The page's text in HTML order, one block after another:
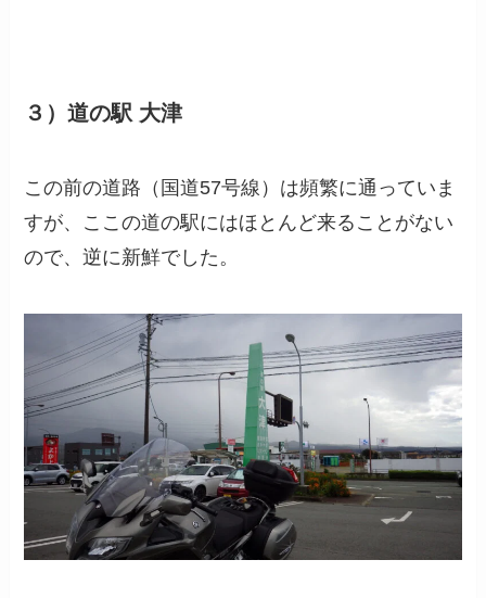
３）道の駅 大津
この前の道路（国道57号線）は頻繁に通っていま
すが、ここの道の駅にはほとんど来ることがない
ので、逆に新鮮でした。